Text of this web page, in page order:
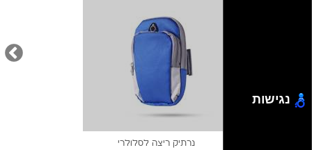
נרתיק ריצה לסלולרי
נגישות